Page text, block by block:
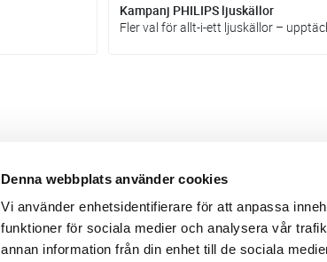
Denna webbplats använder cookies
Vi använder enhetsidentifierare för att anpassa
funktioner för sociala medier och analysera vår
annan information från din enhet till de sociala
Kampanj PHILIPS ljuskällor
Användarvillkor
Integritetspolicy
Öppettider